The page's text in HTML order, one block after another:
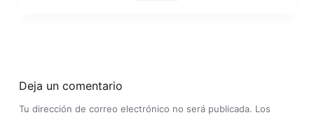
Deja un comentario
Tu dirección de correo electrónico no será publicada. Los